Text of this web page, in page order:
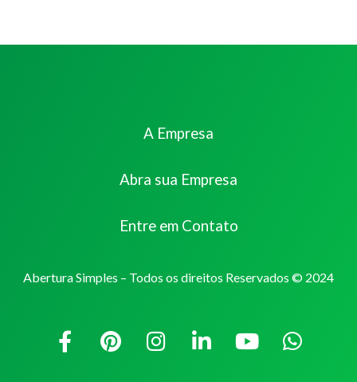
A Empresa
Abra sua Empresa
Entre em Contato
Abertura Simples – Todos os direitos Reservados © 2024